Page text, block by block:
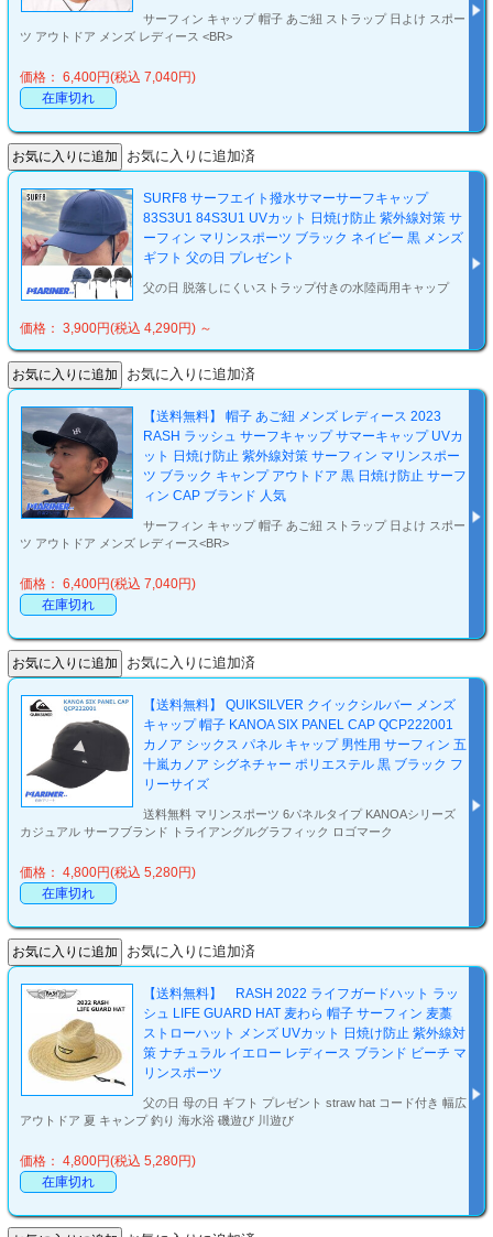
サーフィン キャップ 帽子 あご紐 ストラップ 日よけ スポー
ツ アウトドア メンズ レディース <BR>
価格： 6,400円(税込 7,040円)
在庫切れ
お気に入りに追加済
SURF8 サーフエイト撥水サマーサーフキャップ
83S3U1 84S3U1 UVカット 日焼け防止 紫外線対策 サ
ーフィン マリンスポーツ ブラック ネイビー 黒 メンズ
ギフト 父の日 プレゼント
父の日 脱落しにくいストラップ付きの水陸両用キャップ
価格： 3,900円(税込 4,290円) ～
お気に入りに追加済
【送料無料】 帽子 あご紐 メンズ レディース 2023
RASH ラッシュ サーフキャップ サマーキャップ UVカ
ット 日焼け防止 紫外線対策 サーフィン マリンスポー
ツ ブラック キャンプ アウトドア 黒 日焼け防止 サーフ
ィン CAP ブランド 人気
サーフィン キャップ 帽子 あご紐 ストラップ 日よけ スポー
ツ アウトドア メンズ レディース<BR>
価格： 6,400円(税込 7,040円)
在庫切れ
お気に入りに追加済
【送料無料】 QUIKSILVER クイックシルバー メンズ
キャップ 帽子 KANOA SIX PANEL CAP QCP222001
カノア シックス パネル キャップ 男性用 サーフィン 五
十嵐カノア シグネチャー ポリエステル 黒 ブラック フ
リーサイズ
送料無料 マリンスポーツ 6パネルタイプ KANOAシリーズ
カジュアル サーフブランド トライアングルグラフィック ロゴマーク
価格： 4,800円(税込 5,280円)
在庫切れ
お気に入りに追加済
【送料無料】 RASH 2022 ライフガードハット ラッ
シュ LIFE GUARD HAT 麦わら 帽子 サーフィン 麦藁
ストローハット メンズ UVカット 日焼け防止 紫外線対
策 ナチュラル イエロー レディース ブランド ビーチ マ
リンスポーツ
父の日 母の日 ギフト プレゼント straw hat コード付き 幅広
アウトドア 夏 キャンプ 釣り 海水浴 磯遊び 川遊び
価格： 4,800円(税込 5,280円)
在庫切れ